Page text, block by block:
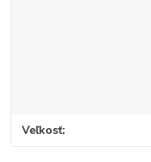
Veľkosť